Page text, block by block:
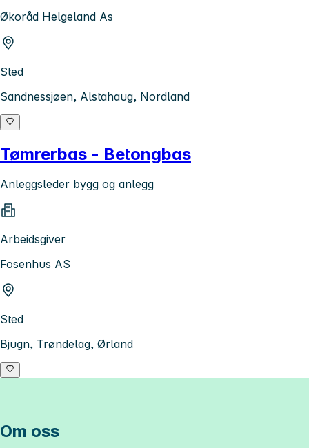
Økoråd Helgeland As
Sted
Sandnessjøen, Alstahaug, Nordland
Tømrerbas - Betongbas
Anleggsleder bygg og anlegg
Arbeidsgiver
Fosenhus AS
Sted
Bjugn, Trøndelag, Ørland
Om oss